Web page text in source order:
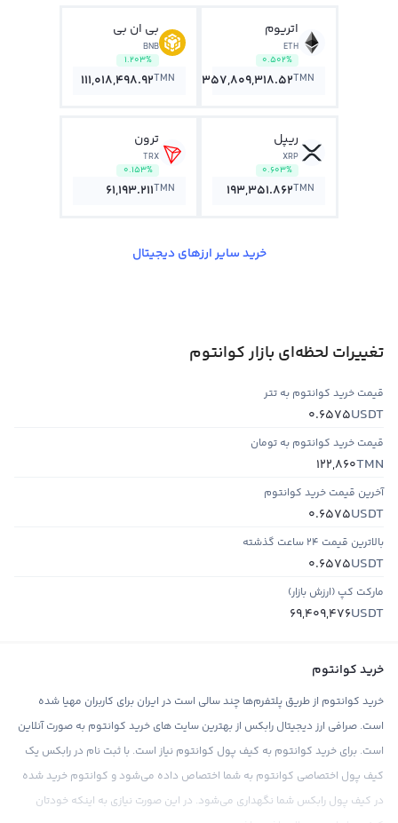
اتریوم
ETH
0.502%
357,809,318.52TMN
بی ان بی
BNB
1.203%
111,018,498.92TMN
ریپل
XRP
0.603%
193,351.862TMN
ترون
TRX
0.153%
61,193.211TMN
خرید سایر ارزهای دیجیتال
تغییرات لحظه‌ای بازار کوانتوم
قیمت خرید کوانتوم به تتر
USDT
0.6575
قیمت خرید کوانتوم به تومان
TMN
122,860
آخرین قیمت خرید کوانتوم
USDT
0.6575
بالاترین قیمت ۲۴ ساعت گذشته
USDT
0.6575
مارکت کپ (ارزش بازار)
USDT
69,409,476
خرید کوانتوم
خرید کوانتوم از طریق پلتفرم‌ها چند سالی است در ایران برای کاربران مهیا شده
است. صرافی ارز دیجیتال رابکس از بهترین سایت های خرید کوانتوم به صورت آنلاین
است. برای خرید کوانتوم به کیف پول کوانتوم نیاز است. با ثبت نام در رابکس یک
کیف پول اختصاصی کوانتوم به شما اختصاص داده می‌شود و کوانتوم خرید شده
در کیف پول رابکس شما نگهداری می‌شود. در این صورت نیازی به اینکه خودتان